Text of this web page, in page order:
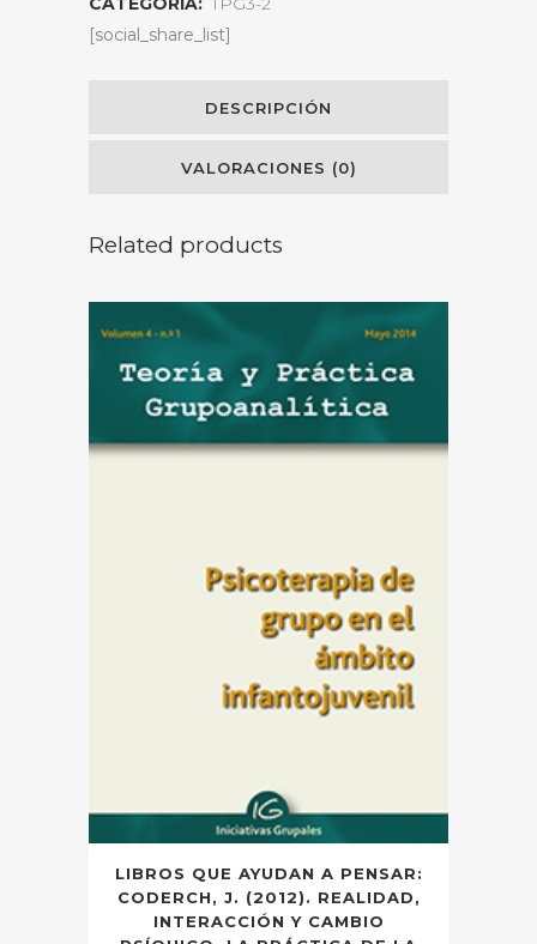
EN
CENTROS
[social_share_list]
DESCRIPCIÓN
VALORACIONES (0)
Related products
LIBROS QUE AYUDAN A PENSAR:
CODERCH, J. (2012). REALIDAD,
INTERACCIÓN Y CAMBIO